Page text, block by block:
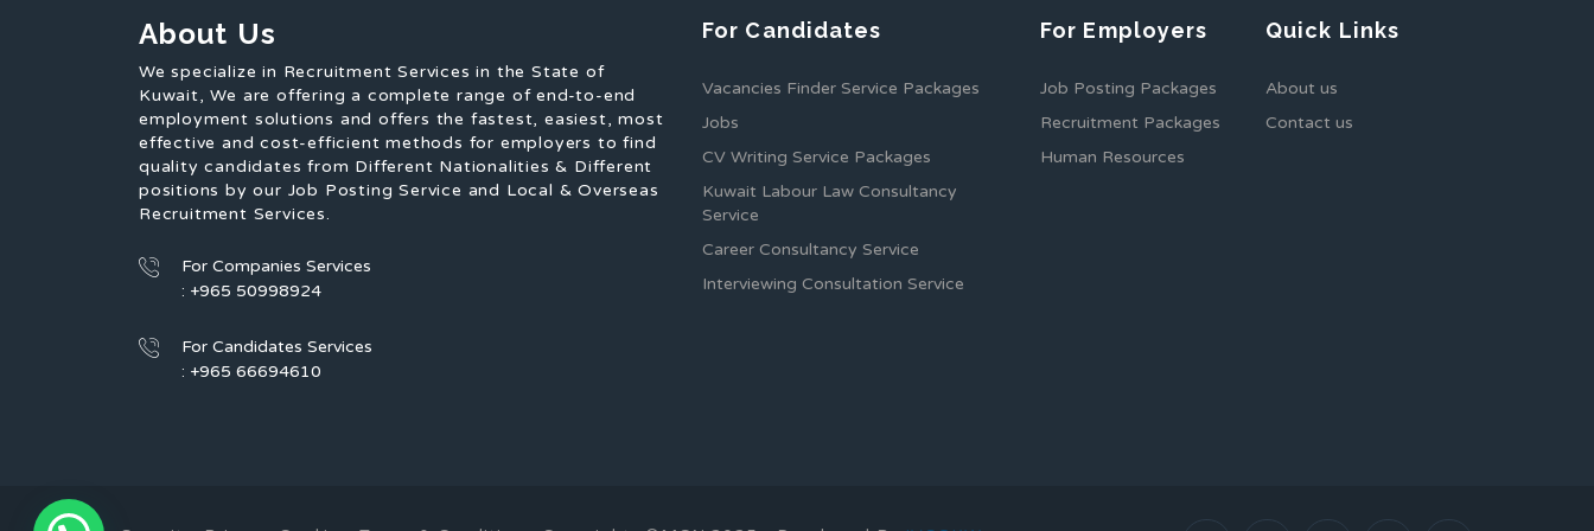
About Us
We specialize in Recruitment Services in the State of
Kuwait, We are offering a complete range of end-to-end
employment solutions and offers the fastest, easiest, most
effective and cost-efficient methods for employers to find
quality candidates from Different Nationalities & Different
positions by our Job Posting Service and Local & Overseas
Recruitment Services.
For Companies Services
: +965 50998924
For Candidates Services
: +965 66694610
For Candidates
Vacancies Finder Service Packages
Jobs
CV Writing Service Packages
Kuwait Labour Law Consultancy
Service
Career Consultancy Service
Interviewing Consultation Service
For Employers
Job Posting Packages
Recruitment Packages
Human Resources
Quick Links
About us
Contact us